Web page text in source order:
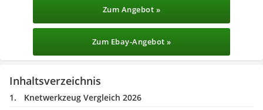
Zum Angebot »
Zum Ebay-Angebot »
Inhaltsverzeichnis
Knetwerkzeug Vergleich 2026